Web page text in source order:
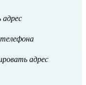
адрес
адрес